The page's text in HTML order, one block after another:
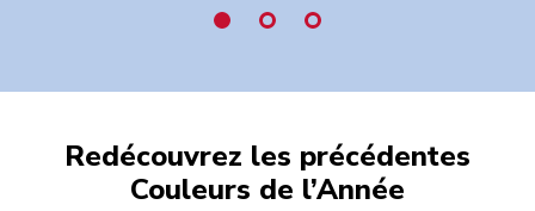
Redécouvrez les précédentes
Couleurs de l’Année